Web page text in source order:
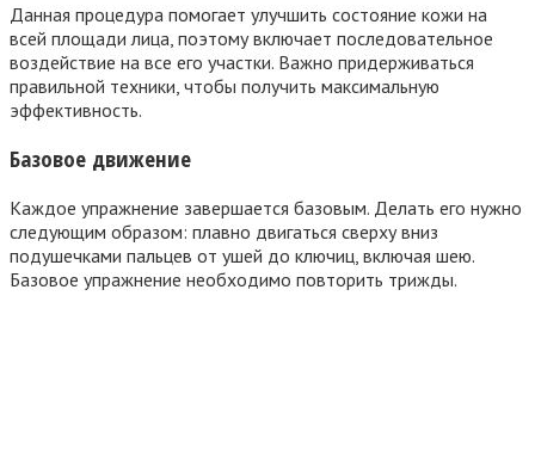
Данная процедура помогает улучшить состояние кожи на
всей площади лица, поэтому включает последовательное
воздействие на все его участки. Важно придерживаться
правильной техники, чтобы получить максимальную
эффективность.
Базовое движение
Каждое упражнение завершается базовым. Делать его нужно
следующим образом: плавно двигаться сверху вниз
подушечками пальцев от ушей до ключиц, включая шею.
Базовое упражнение необходимо повторить трижды.